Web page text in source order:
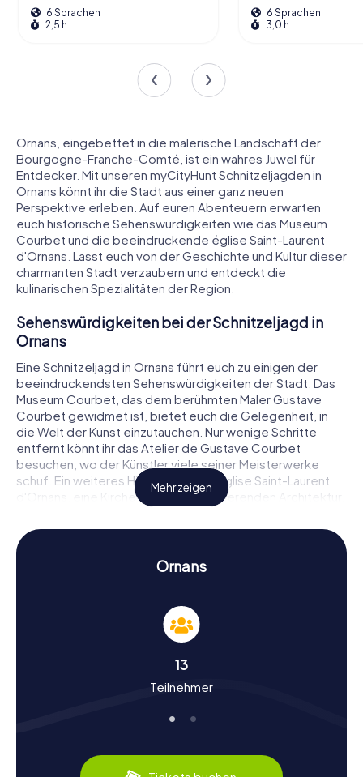
6 Sprachen
2,5 h
6 Sprachen
3,0 h
Ornans, eingebettet in die malerische Landschaft der
Bourgogne-Franche-Comté, ist ein wahres Juwel für
Entdecker. Mit unseren myCityHunt Schnitzeljagden in
Ornans könnt ihr die Stadt aus einer ganz neuen
Perspektive erleben. Auf euren Abenteuern erwarten
euch historische Sehenswürdigkeiten wie das Museum
Courbet und die beeindruckende église Saint-Laurent
d'Ornans. Lasst euch von der Geschichte und Kultur dieser
charmanten Stadt verzaubern und entdeckt die
kulinarischen Spezialitäten der Region.
Sehenswürdigkeiten bei der Schnitzeljagd in
Ornans
Eine Schnitzeljagd in Ornans führt euch zu einigen der
beeindruckendsten Sehenswürdigkeiten der Stadt. Das
Museum Courbet, das dem berühmten Maler Gustave
Courbet gewidmet ist, bietet euch die Gelegenheit, in
die Welt der Kunst einzutauchen. Nur wenige Schritte
entfernt könnt ihr das Atelier de Gustave Courbet
besuchen, wo der Künstler viele seiner Meisterwerke
schuf. Ein weiteres Highlight ist die église Saint-Laurent
d'Ornans, eine Kirche mit einer faszinierenden Architektur.
spannende Rätsel, die euch tiefer in die Geschichte und
Bedeutung dieser Sehenswürdigkeiten eintauchen
Während ihr an unseren Schnitzeljagden in Ornans
der Stadt entdecken, sondern auch mehr über ihre reiche
Geschichte und Kultur erfahren. Ornans, erstmals 1151
industriellen Revolution dank der Wasserkraft der Loue.
Ecke. Wusstet ihr, dass die Destillerie Cusenier einst
berühmt für die Herstellung von Kirschwasser und Absinth
Mehr zeigen
Ornans
13
Teilnehmer